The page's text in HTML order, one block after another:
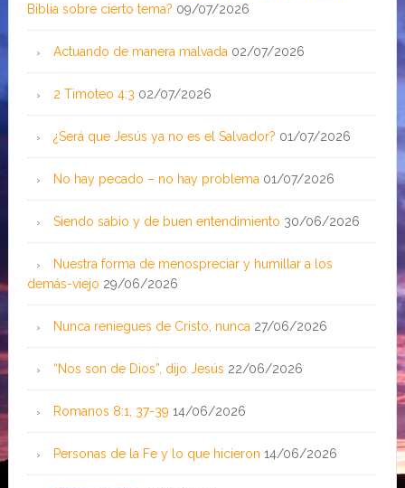
Biblia sobre cierto tema? 09/07/2026
Actuando de manera malvada 02/07/2026
2 Timoteo 4:3 02/07/2026
¿Será que Jesús ya no es el Salvador? 01/07/2026
No hay pecado – no hay problema 01/07/2026
Siendo sabio y de buen entendimiento 30/06/2026
Nuestra forma de menospreciar y humillar a los
demás-viejo 29/06/2026
Nunca reniegues de Cristo, nunca 27/06/2026
“Nos son de Dios”, dijo Jesús 22/06/2026
Romanos 8:1, 37-39 14/06/2026
Personas de la Fe y lo que hicieron 14/06/2026